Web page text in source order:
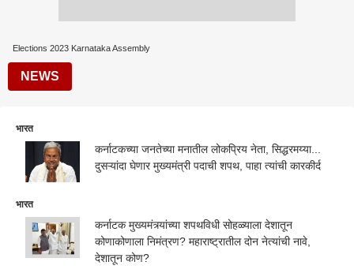
Elections 2023 Karnataka Assembly
NEWS
भारत
कर्नाटकच्या जनतेच्या मनातील लोकप्रिय नेता, सिद्धरमय्या...
दुसऱ्यांदा घेणार मुख्यमंत्री पदाची शपथ, पाहा त्यांची कारकीर्द
भारत
कर्नाटक मुख्यमंत्र्यांच्या शपथविधी सोहळ्याला देशातून
कोणाकोणाला निमंत्रण? महाराष्ट्रातील दोन नेत्यांची नावे,
देशातून कोण?